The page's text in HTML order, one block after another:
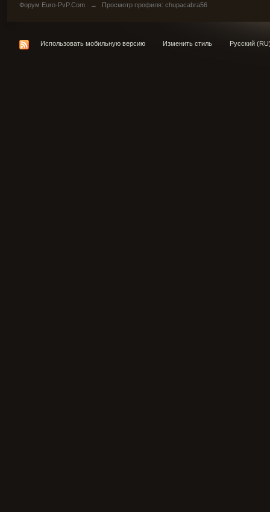
Форум Euro-PvP.Com → Просмотр профиля: chupacabra56
Использовать мобильную версию Изменить стиль Русский